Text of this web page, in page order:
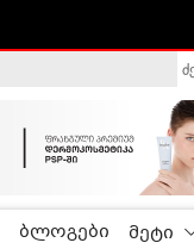
ბლოგები მეტი